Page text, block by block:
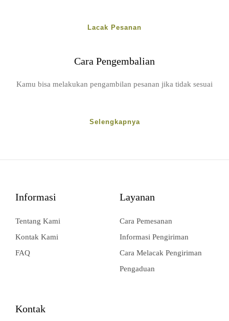
Lacak Pesanan
Cara Pengembalian
Kamu bisa melakukan pengambilan pesanan jika tidak sesuai
Selengkapnya
Informasi
Tentang Kami
Kontak Kami
FAQ
Layanan
Cara Pemesanan
Informasi Pengiriman
Cara Melacak Pengiriman
Pengaduan
Kontak